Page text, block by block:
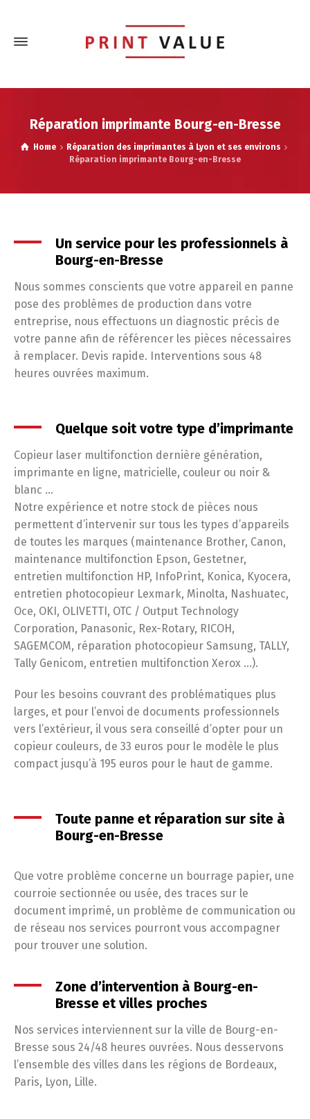
Réparation imprimante Bourg-en-Bresse
Home
Réparation des imprimantes à Lyon et ses environs
Réparation imprimante Bourg-en-Bresse
Un service pour les professionnels à
Bourg-en-Bresse
Nous sommes conscients que votre appareil en panne
pose des problèmes de production dans votre
entreprise, nous effectuons un diagnostic précis de
votre panne afin de référencer les pièces nécessaires
à remplacer. Devis rapide. Interventions sous 48
heures ouvrées maximum.
Quelque soit votre type d’imprimante
Copieur laser multifonction dernière génération,
imprimante en ligne, matricielle, couleur ou noir &
blanc …
Notre expérience et notre stock de pièces nous
permettent d’intervenir sur tous les types d’appareils
de toutes les marques (maintenance Brother, Canon,
maintenance multifonction Epson, Gestetner,
entretien multifonction HP, InfoPrint, Konica, Kyocera,
entretien photocopieur Lexmark, Minolta, Nashuatec,
Oce, OKI, OLIVETTI, OTC / Output Technology
Corporation, Panasonic, Rex-Rotary, RICOH,
SAGEMCOM, réparation photocopieur Samsung, TALLY,
Tally Genicom, entretien multifonction Xerox …).
Pour les besoins couvrant des problématiques plus
larges, et pour l’envoi de documents professionnels
vers l’extérieur, il vous sera conseillé d’opter pour un
copieur couleurs, de 33 euros pour le modèle le plus
compact jusqu’à 195 euros pour le haut de gamme.
Toute panne et réparation sur site à
Bourg-en-Bresse
Que votre problème concerne un bourrage papier, une
courroie sectionnée ou usée, des traces sur le
document imprimé, un problème de communication ou
de réseau nos services pourront vous accompagner
pour trouver une solution.
Zone d’intervention à Bourg-en-
Bresse et villes proches
Nos services interviennent sur la ville de Bourg-en-
Bresse sous 24/48 heures ouvrées. Nous desservons
l’ensemble des villes dans les régions de Bordeaux,
Paris, Lyon, Lille.